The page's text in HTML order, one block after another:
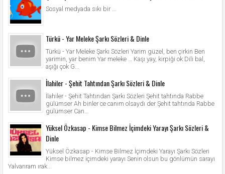
Sosyal medyada sıkı bir ...
Türkü - Yar Meleke Şarkı Sözleri & Dinle
Türkü - Yar Meleke Şarkı Sözleri Yarim güzel, ben çirkin Ben
yarimin, yar benim Yar meleke … Kaşı yay, kirpiği ok Dili bal,
aşığı çok G...
İlahiler - Şehit Tahtından Şarkı Sözleri & Dinle
İlahiler - Şehit Tahtından Şarkı Sözleri Şehit tahtında Rabbe
gülümser Ah binler ce canım olsaydı der Şehit tahtında Rabbe
gülümser Can...
Yüksel Özkasap - Kimse Bilmez İçimdeki Yarayı Şarkı Sözleri &
Dinle
Yüksel Özkasap - Kimse Bilmez İçimdeki Yarayı Şarkı Sözleri
Kimse bilmez içimdeki yarayı Senin olsun bu gönlümün sarayı
Yalvarıram ırak...